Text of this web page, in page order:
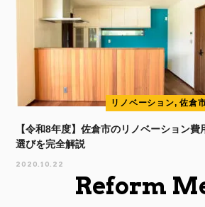
リノベーション, 佐倉
【令和8年度】佐倉市のリノベーション
選びを完全解説
2020.10.22
Reform